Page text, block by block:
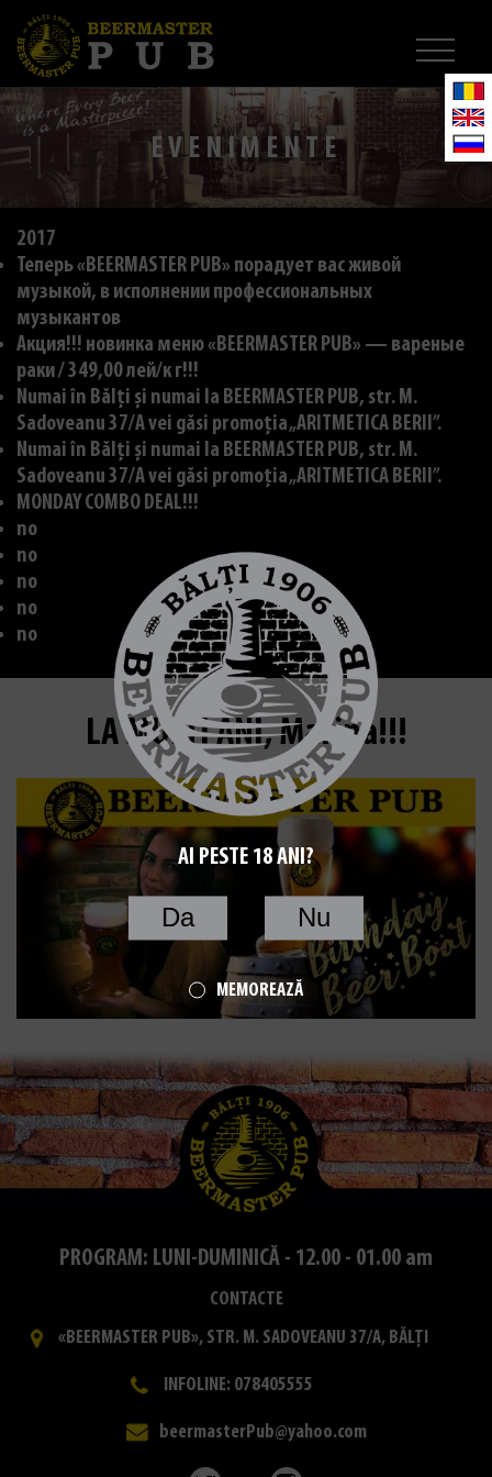
EVENIMENTE
2017
Теперь «BEERMASTER PUB» порадует вас живой
музыкой, в исполнении профессиональных
музыкантов
Акция!!! новинка меню «BEERMASTER PUB» — вареные
раки / 349,00 лей/к г!!!
Numai în Bălți și numai la BEERMASTER PUB, str. M.
Sadoveanu 37/A vei găsi promoția „ARITMETICA BERII”.
Numai în Bălți și numai la BEERMASTER PUB, str. M.
Sadoveanu 37/A vei găsi promoția „ARITMETICA BERII”.
MONDAY COMBO DEAL!!!
no
no
no
no
no
LA MULȚI ANI, Marina!!!
PROGRAM: LUNI-DUMINICĂ - 12.00 - 01.00 am
CONTACTE
«BEERMASTER PUB», STR. M. SADOVEANU 37/A, BĂLȚI
INFOLINE: 078405555
beermasterPub@yahoo.com
AI PESTE 18 ANI?
Da Nu
MEMOREAZĂ